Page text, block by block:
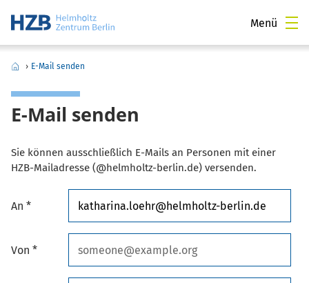
Menü
› E-Mail senden
E-Mail senden
Sie können ausschließlich E-Mails an Personen mit einer
HZB-Mailadresse (@helmholtz-berlin.de) versenden.
An *
Von *